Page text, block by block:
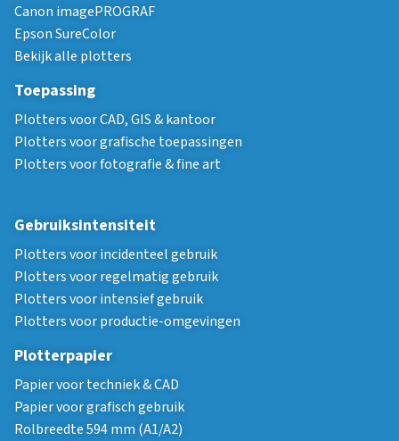
Canon imagePROGRAF
Epson SureColor
Bekijk alle plotters
Toepassing
Plotters voor CAD, GIS & kantoor
Plotters voor grafische toepassingen
Plotters voor fotografie & fine art
Gebruiksintensiteit
Plotters voor incidenteel gebruik
Plotters voor regelmatig gebruik
Plotters voor intensief gebruik
Plotters voor productie-omgevingen
Plotterpapier
Papier voor techniek & CAD
Papier voor grafisch gebruik
Rolbreedte 594 mm (A1/A2)